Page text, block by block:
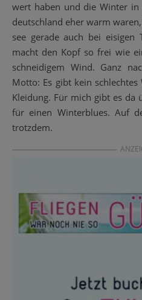
wert haben und die Win­ter
deutsch­land eher warm
see gera­de auch bei eisi­gen
macht den Kopf so frei wie
schnei­di­gem Wind. Ganz
Mot­to: Es gibt kein
Klei­dung. Für mich gibt es da
für einen Win­ter­blues. Auf
trotzdem.